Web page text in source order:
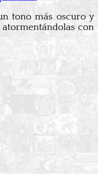
tono más oscuro y
con